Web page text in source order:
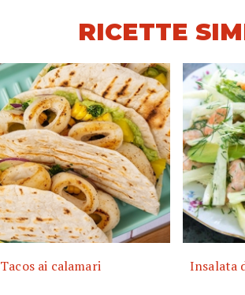
RICETTE
Tacos ai calamari Insalata